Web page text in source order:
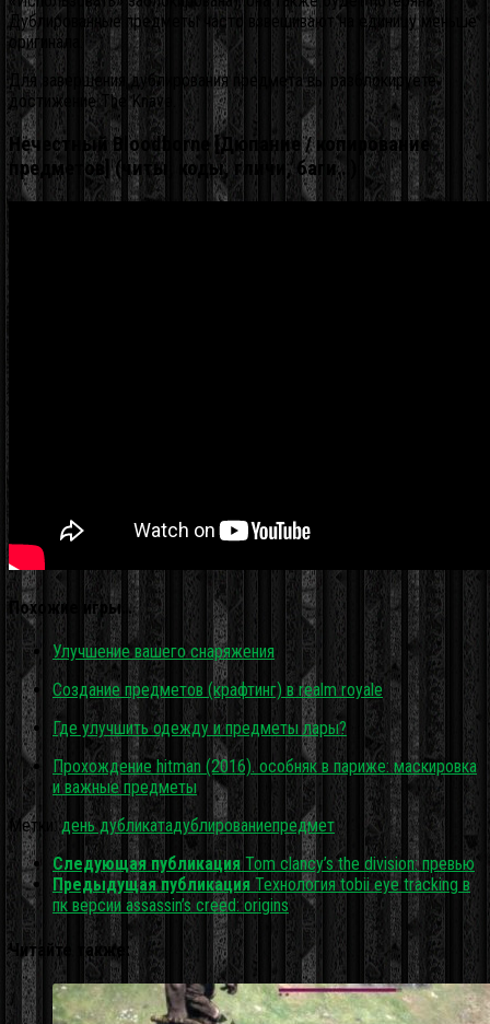
Дублированные предметы часто взвешивают на единицу меньше
оригинала.
Для завершения дублирования предмета вы разблокируете
достижение The Knave.
Нечестный Bloodborne [Дюпание / копирование
предметов] (читы, коды, гличи, баги…)
Похожие игры…
Улучшение вашего снаряжения
Создание предметов (крафтинг) в realm royale
Где улучшить одежду и предметы лары?
Прохождение hitman (2016). особняк в париже: маскировка
и важные предметы
Метки: день дубликатадублированиепредмет
Следующая публикация Tom clancy’s the division: превью
Предыдущая публикация Технология tobii eye tracking в
пк версии assassin’s creed: origins
Читайте также: